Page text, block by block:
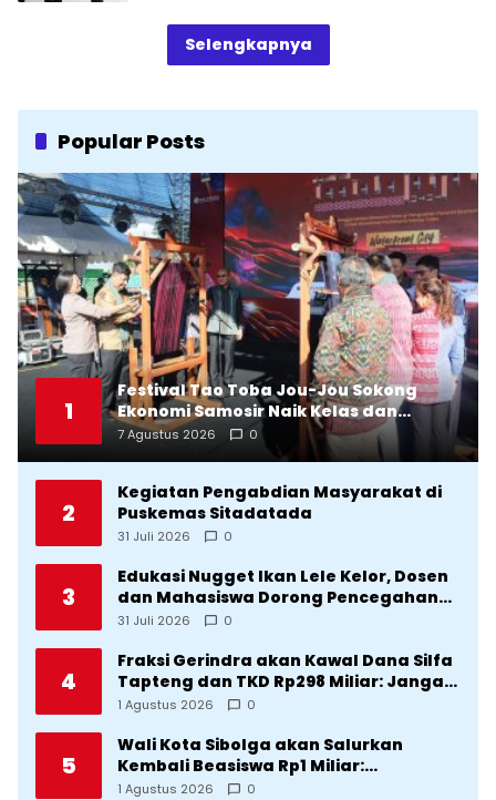
Selengkapnya
Popular Posts
1
Festival Tao Toba Jou-Jou Sokong
Ekonomi Samosir Naik Kelas dan
Pariwisata Menjadi Sumber
Pertumbuhan Ekonomi Baru
7 Agustus 2026 0
2
Kegiatan Pengabdian Masyarakat di
Puskemas Sitadatada
31 Juli 2026 0
3
Edukasi Nugget Ikan Lele Kelor, Dosen
dan Mahasiswa Dorong Pencegahan
Stunting di Desa Silangkitang
31 Juli 2026 0
4
Fraksi Gerindra akan Kawal Dana Silfa
Tapteng dan TKD Rp298 Miliar: Jangan
Sampai Pekerjaan Pusat dan Provinsi
1 Agustus 2026 0
5
Wali Kota Sibolga akan Salurkan
Kembali Beasiswa Rp1 Miliar:
Diproritaskan Mahasiswa Korban
1 Agustus 2026 0